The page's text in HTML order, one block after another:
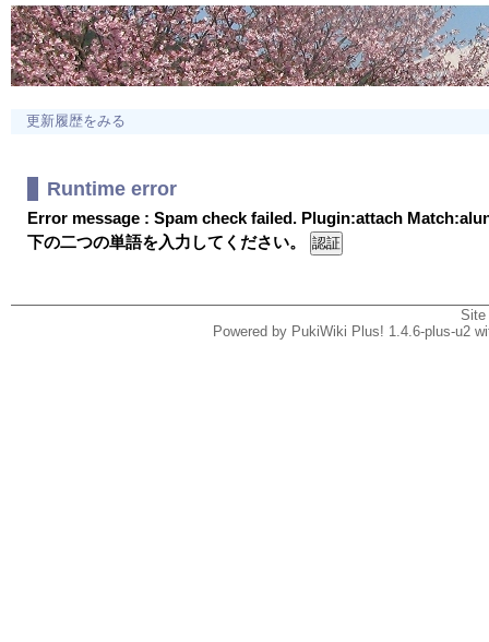
更新履歴をみる
Runtime error
Error message : Spam check failed. Plugin:attach
下の二つの単語を入力してください。
Powered by PukiWiki Plus! 1.4.6-plus-u2